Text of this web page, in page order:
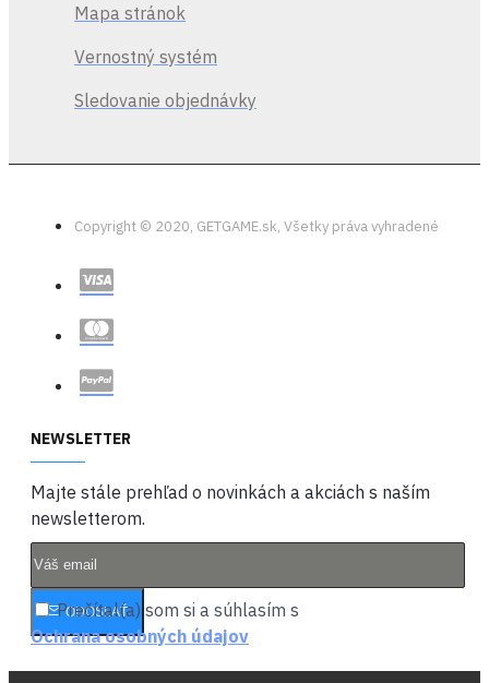
poháňaná hororovým
Falls, korumpuje miestnych
obyvateľov a ohrozuje
blízkych Andersona aj
– a bezpečný prístav –
hororovom príbehu, kde sú
sa stať hrdinami, akými
Vyriešte smrteľnú
To, čo sa začína
v malom meste, sa
rýchlo zvrtne na
cestu nočnou morou.
nadprirodzenej
temnoty v tomto
Mapa stránok
Vernostný systém
Sledovanie objednávky
Copyright © 2020, GETGAME.sk, Všetky práva vyhradené
NEWSLETTER
Majte stále prehľad o novinkách a akciách s naším
newsletterom.
ODOSLAŤ
Prečítal(a) som si a súhlasím s
Ochrana osobných údajov